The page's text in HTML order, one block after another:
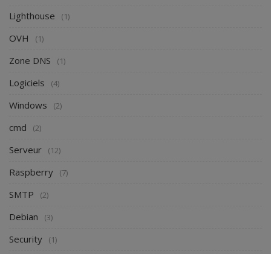
Lighthouse (1)
OVH (1)
Zone DNS (1)
Logiciels (4)
Windows (2)
cmd (2)
Serveur (12)
Raspberry (7)
SMTP (2)
Debian (3)
Security (1)